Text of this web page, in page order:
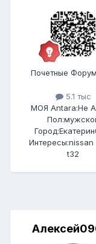
Почетные
5.1 тыс
МОЯ Antara:Не
Пол:
Город:
Интересы:nissan
t32